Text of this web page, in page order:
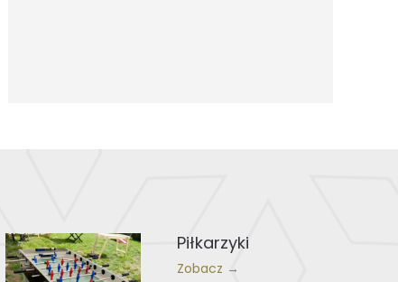
Piłkarzyki
Zobacz →